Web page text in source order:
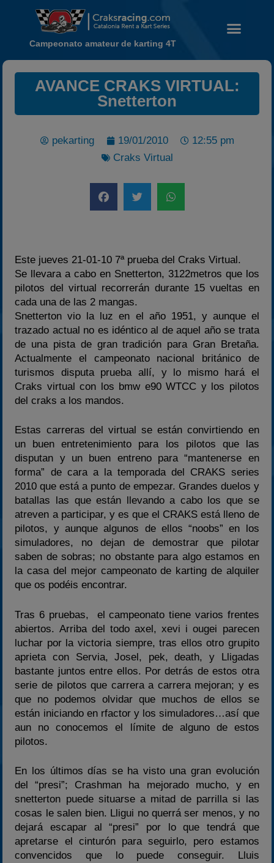
Noticias
Calendario
Temporadas anteriores
2024
Estadísticas
Preguntas Frecuentes
Campeonato amateur de karting 4T
AVANCE CRAKS VIRTUAL:
Snetterton
pekarting 19/01/2010
12:55 pm
Craks Virtual
Este jueves 21-01-10 7ª prueba del Craks Virtual.
Se llevara a cabo en Snetterton, 3122metros que los
pilotos del virtual recorrerán durante 15 vueltas en
cada una de las 2 mangas.
Snetterton vio la luz en el año 1951, y aunque el
trazado actual no es idéntico al de aquel año se trata
de una pista de gran tradición para Gran Bretaña.
Actualmente el campeonato nacional británico de
turismos disputa prueba allí, y lo mismo hará el
Craks virtual con los bmw e90 WTCC y los pilotos
del craks a los mandos.
Estas carreras del virtual se están convirtiendo en
un buen entretenimiento para los pilotos que las
disputan y un buen entreno para “mantenerse en
forma” de cara a la temporada del CRAKS series
2010 que está a punto de empezar. Grandes duelos y
batallas las que están llevando a cabo los que se
atreven a participar, y es que el CRAKS está lleno de
pilotos, y aunque algunos de ellos “noobs” en los
simuladores, no dejan de demostrar que pilotar
saben de sobras; no obstante para algo estamos en
la casa del mejor campeonato de karting de alquiler
que os podéis encontrar.
Tras 6 pruebas, el campeonato tiene varios frentes
abiertos. Arriba del todo axel, xevi i ougei parecen
luchar por la victoria siempre, tras ellos otro grupito
aprieta con Servia, Josel, pek, death, y Lligadas
bastante juntos entre ellos. Por detrás de estos otra
serie de pilotos que carrera a carrera mejoran; y es
que no podemos olvidar que muchos de ellos se
están iniciando en rfactor y los simuladores…así que
aun no conocemos el límite de alguno de estos
pilotos.
En los últimos días se ha visto una gran evolución
del “presi”; Crashman ha mejorado mucho, y en
snetterton puede situarse a mitad de parrilla si las
cosas le salen bien. Lligui no querrá ser menos, y no
dejará escapar al “presi” por lo que tendrá que
apretarse el cinturón para seguirlo, pero estamos
convencidos que lo puede conseguir. Lluis